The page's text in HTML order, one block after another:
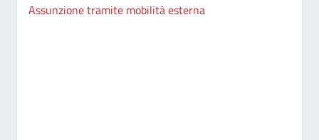
Assunzione tramite mobilità esterna